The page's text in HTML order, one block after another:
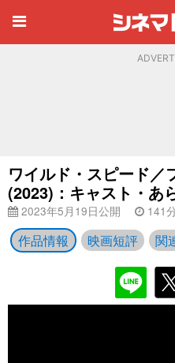
ワイルド・スピード／
(2023)：キャスト・あ
2023年5月19日公開 141
作品情報 映画短評 関